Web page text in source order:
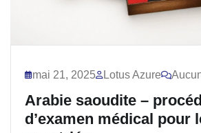
mai 21, 2025 Lotus Azure
Arabie saoudite –
d’examen médical pour